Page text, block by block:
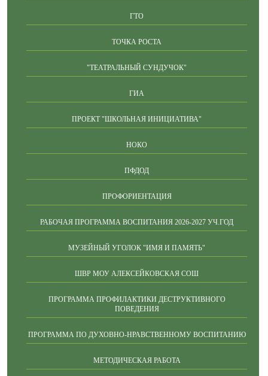
ГТО
ТОЧКА РОСТА
"ТЕАТРАЛЬНЫЙ СУНДУЧОК"
ГИА
ПРОЕКТ "ШКОЛЬНАЯ ИНИЦИАТИВА"
НОКО
ПФДОД
ПРОФОРИЕНТАЦИЯ
РАБОЧАЯ ПРОГРАММА ВОСПИТАНИЯ 2026-2027 УЧ.ГОД
МУЗЕЙНЫЙ УГОЛОК "ИМЯ И ПАМЯТЬ"
ШВР МОУ АЛЕКСЕЙКОВСКАЯ СОШ
ПРОГРАММА ПРОФИЛАКТИКИ ДЕСТРУКТИВНОГО
ПОВЕДЕНИЯ
ПРОГРАММА ПО ДУХОВНО-НРАВСТВЕННОМУ ВОСПИТАНИЮ
МЕТОДИЧЕСКАЯ РАБОТА